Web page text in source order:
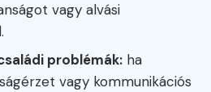
vagy alvási
problémák: ha
vagy kommunikációs